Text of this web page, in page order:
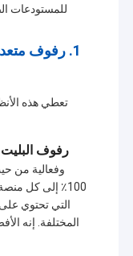
للمستودعات
1. رفوف
تعطي هذه
رفوف البليت
وفعالية من
100٪ إلى كل
التي تحتوي
المختلفة. إنه